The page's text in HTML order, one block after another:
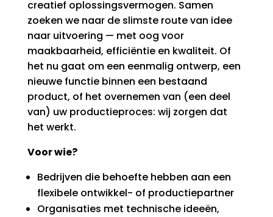
creatief oplossingsvermogen. Samen
zoeken we naar de slimste route van idee
naar uitvoering — met oog voor
maakbaarheid, efficiëntie en kwaliteit. Of
het nu gaat om een eenmalig ontwerp, een
nieuwe functie binnen een bestaand
product, of het overnemen van (een deel
van) uw productieproces: wij zorgen dat
het werkt.
Voor wie?
Bedrijven die behoefte hebben aan een
flexibele ontwikkel- of productiepartner
Organisaties met technische ideeën,